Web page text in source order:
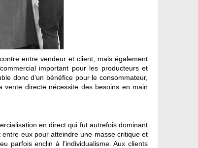
entre vendeur et client, mais également
important pour les producteurs et
donc d’un bénéfice pour le consommateur,
directe nécessite des besoins en main
en direct qui fut autrefois dominant
eux pour atteindre une masse critique et
parfois enclin à l’individualisme. Aux clients